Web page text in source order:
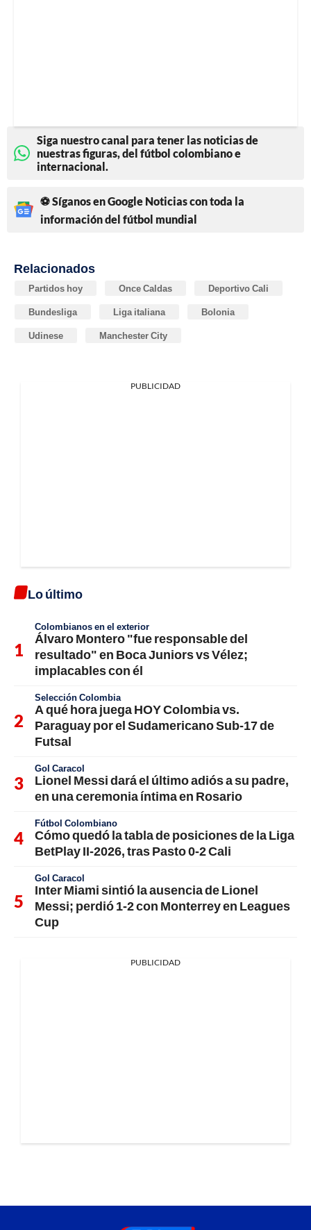
Siga nuestro canal para tener las noticias de
nuestras figuras, del fútbol colombiano e
internacional.
⚽ Síganos en Google Noticias con toda la
información del fútbol mundial
Relacionados
Partidos hoy Once Caldas Deportivo Cali
Bundesliga Liga italiana Bolonia
Udinese Manchester City
PUBLICIDAD
Lo último
Colombianos en el exterior
Álvaro Montero "fue responsable del
resultado" en Boca Juniors vs Vélez;
implacables con él
Selección Colombia
A qué hora juega HOY Colombia vs.
Paraguay por el Sudamericano Sub-17 de
Futsal
Gol Caracol
Lionel Messi dará el último adiós a su padre,
en una ceremonia íntima en Rosario
Fútbol Colombiano
Cómo quedó la tabla de posiciones de la Liga
BetPlay II-2026, tras Pasto 0-2 Cali
Gol Caracol
Inter Miami sintió la ausencia de Lionel
Messi; perdió 1-2 con Monterrey en Leagues
Cup
PUBLICIDAD